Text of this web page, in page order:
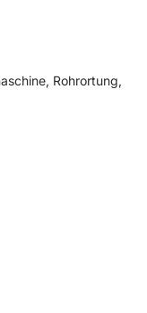
Rohrortung,